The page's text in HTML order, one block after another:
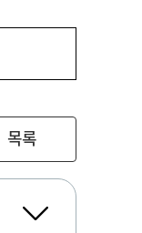
목록